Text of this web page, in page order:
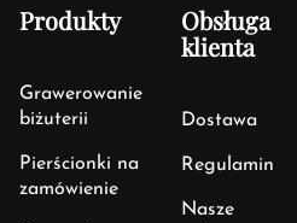
Produkty
Grawerowanie
biżuterii
Pierścionki na
zamówienie
Obsługa
klienta
Dostawa
Regulamin
Nasze